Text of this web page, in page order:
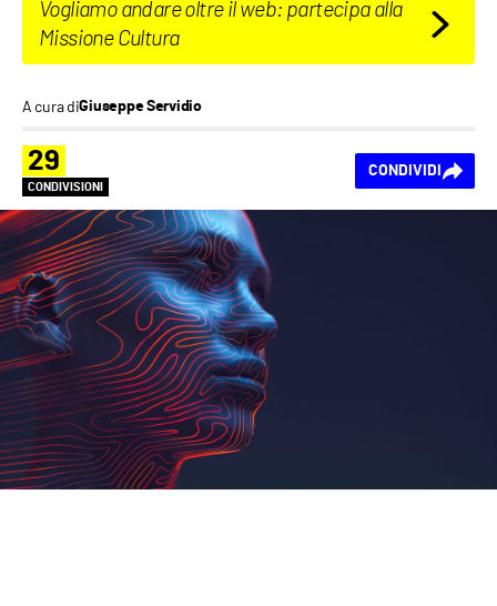
Vogliamo andare oltre il web: partecipa alla
Missione Cultura
A cura diGiuseppe Servidio
29
CONDIVISIONI
CONDIVIDI